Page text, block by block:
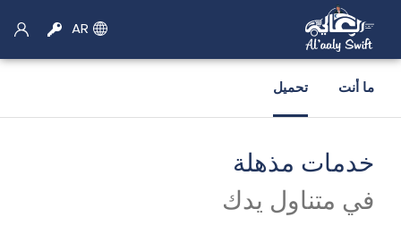
AR
اختر الخدمة
ما أنت تحميل
خدمات مذهلة
في متناول يدك